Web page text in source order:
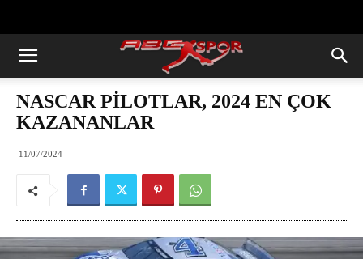
NASCAR PİLOTLAR, 2024 EN ÇOK
KAZANANLAR
11/07/2024